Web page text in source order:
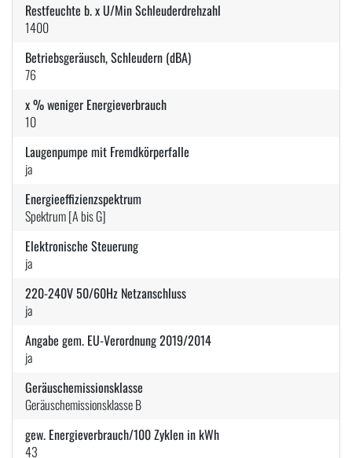
Restfeuchte b. x U/Min Schleuderdrehzahl
1400
Betriebsgeräusch, Schleudern (dBA)
76
x % weniger Energieverbrauch
10
Laugenpumpe mit Fremdkörperfalle
ja
Energieeffizienzspektrum
Spektrum [A bis G]
Elektronische Steuerung
ja
220-240V 50/60Hz Netzanschluss
ja
Angabe gem. EU-Verordnung 2019/2014
ja
Geräuschemissionsklasse
Geräuschemissionsklasse B
gew. Energieverbrauch/100 Zyklen in kWh
43